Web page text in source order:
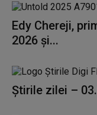
Edy Chereji,
2026 și...
Știrile zilei –